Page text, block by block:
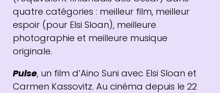
quatre catégories : meilleur film, meilleur
espoir (pour Elsi Sloan), meilleure
photographie et meilleure musique
originale.
Pulse, un film d’Aino Suni avec Elsi Sloan et
Carmen Kassovitz. Au cinéma depuis le 22